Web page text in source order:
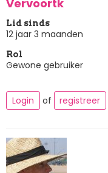
Vervoortk
Lid sinds
12 jaar 3 maanden
Rol
Gewone gebruiker
Login of registreer